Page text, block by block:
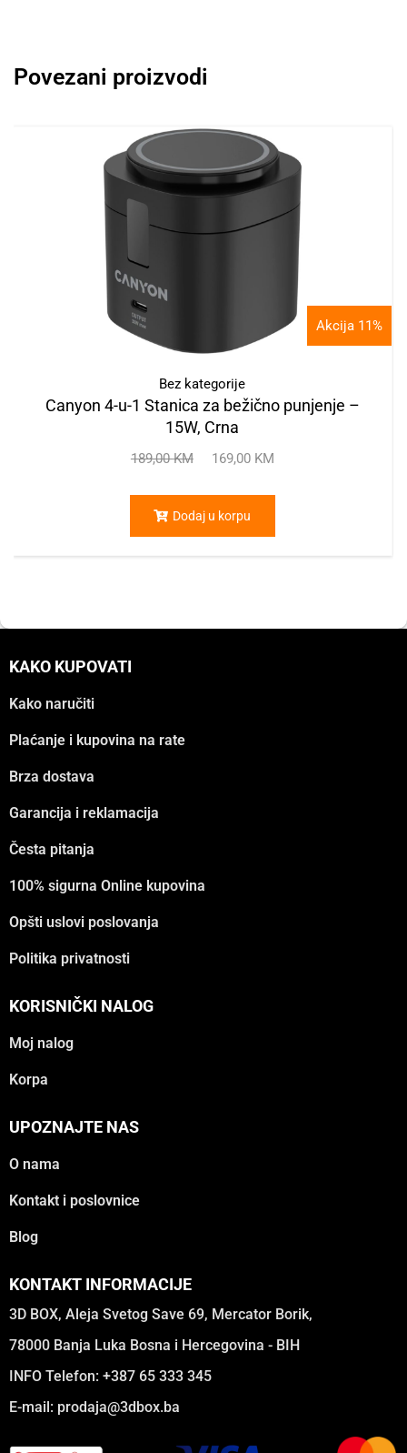
Povezani proizvodi
Akcija 11%
Bez kategorije
Canyon 4-u-1 Stanica za bežično punjenje –
15W, Crna
189,00KM 169,00 KM
Dodaj u korpu
KAKO KUPOVATI
Kako naručiti
Plaćanje i kupovina na rate
Brza dostava
Garancija i reklamacija
Česta pitanja
100% sigurna Online kupovina
Opšti uslovi poslovanja
Politika privatnosti
KORISNIČKI NALOG
Moj nalog
Korpa
UPOZNAJTE NAS
O nama
Kontakt i poslovnice
Blog
KONTAKT INFORMACIJE
3D BOX, Aleja Svetog Save 69, Mercator Borik,
78000 Banja Luka Bosna i Hercegovina - BIH
INFO Telefon: +387 65 333 345
E-mail: prodaja@3dbox.ba